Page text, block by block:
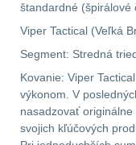
štandardné (špirálové
Viper Tactical (Veľká
Segment: Stredná
Kovanie: Viper
výkonom. V
nasadzovať
svojich kľúčových